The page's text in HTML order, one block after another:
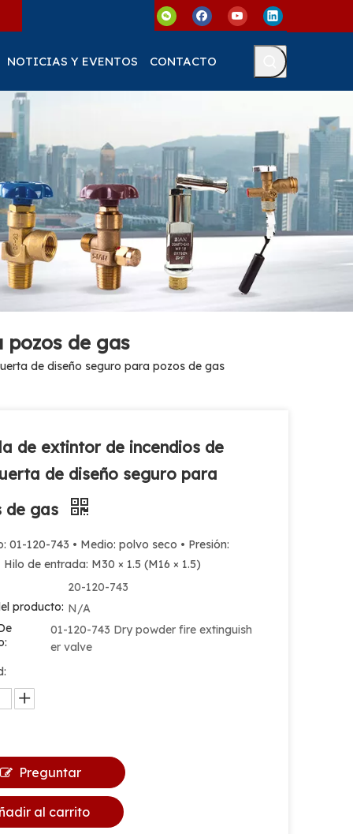
NOTICIAS Y EVENTOS CONTACTO
de gas
de diseño seguro para pozos de gas
de extintor de incendios de
de diseño seguro para
de gas
01-120-743 • Medio: polvo seco • Presión:
Hilo de entrada: M30 × 1.5 (M16 × 1.5)
20-120-743
producto: N/A
01-120-743 Dry powder fire extinguish
er valve
Preguntar
al carrito